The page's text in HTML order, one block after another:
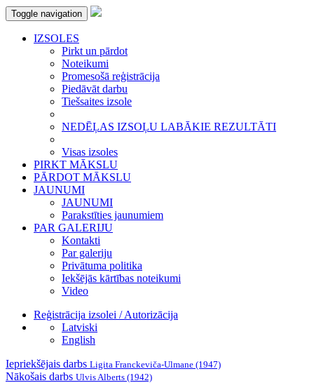
Toggle navigation
IZSOLES
Pirkt un pārdot
Noteikumi
Promesošā reģistrācija
Piedāvāt darbu
Tiešsaites izsole
NEDĒĻAS IZSOĻU LABĀKIE REZULTĀTI
Visas izsoles
PIRKT MĀKSLU
PĀRDOT MĀKSLU
JAUNUMI
JAUNUMI
Parakstīties jaunumiem
PAR GALERIJU
Kontakti
Par galeriju
Privātuma politika
Iekšējās kārtības noteikumi
Video
Reģistrācija izsolei / Autorizācija
Latviski
English
Iepriekšējais darbs Ligita Franckeviča-Ulmane (1947)
Nākošais darbs Ulvis Alberts (1942)